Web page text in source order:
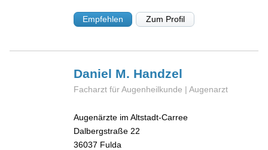
Empfehlen Zum Profil
Daniel M. Handzel
Facharzt für Augenheilkunde | Augenarzt
Augenärzte im Altstadt-Carree
Dalbergstraße 22
36037 Fulda